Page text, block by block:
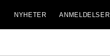
NYHETER ANMELDELSER